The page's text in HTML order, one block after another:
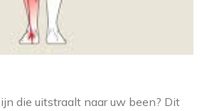
die uitstraalt naar uw been? Dit